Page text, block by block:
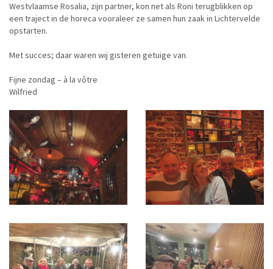
Westvlaamse Rosalia, zijn partner, kon net als Roni terugblikken op
een traject in de horeca vooraleer ze samen hun zaak in Lichtervelde
opstarten.
Met succes; daar waren wij gisteren getuige van.
Fijne zondag – à la vôtre
Wilfried